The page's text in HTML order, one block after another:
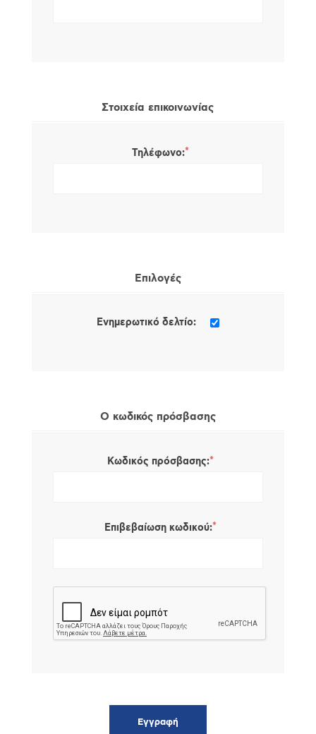
Στοιχεία επικοινωνίας
Τηλέφωνο:*
Επιλογές
Ενημερωτικό δελτίο:
Ο κωδικός πρόσβασης
Κωδικός πρόσβασης:*
Επιβεβαίωση κωδικού:*